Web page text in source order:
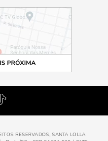
RESERVADOS, SANTA LOLLA